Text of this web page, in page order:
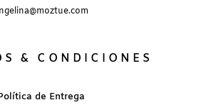
& CONDICIONES
de Entrega